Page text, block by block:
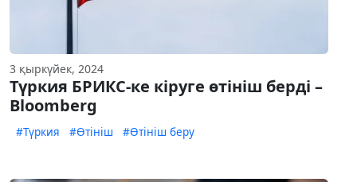
3 қыркүйек, 2024
Түркия БРИКС-ке кіруге өтініш берді –
Bloomberg
#Түркия #Өтініш #Өтініш беру